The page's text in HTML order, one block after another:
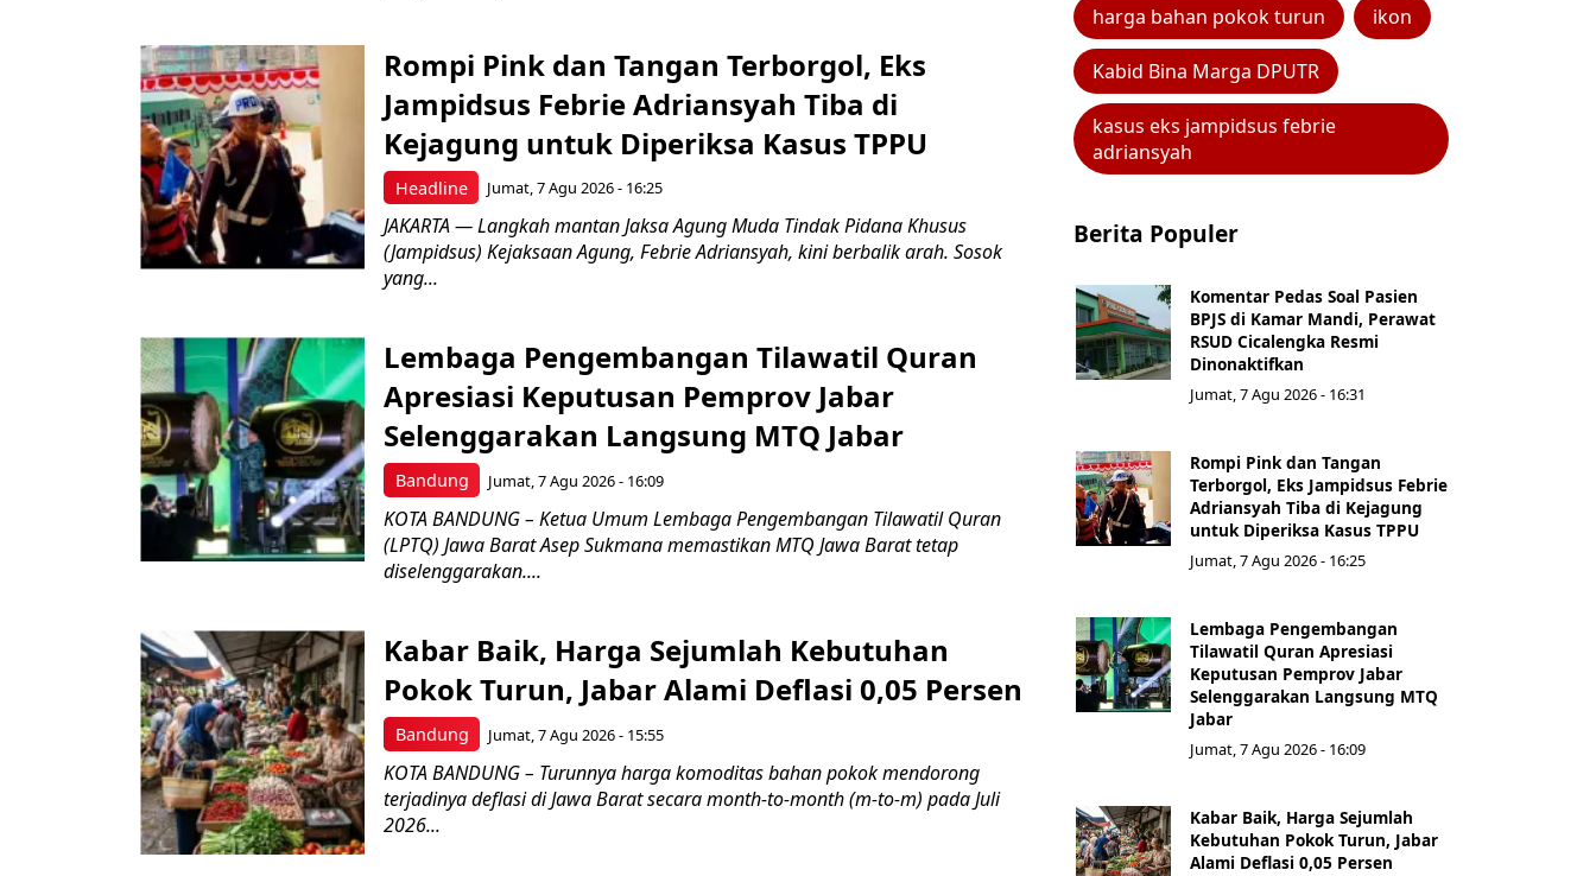
Headline
Rompi Pink dan Tangan Terborgol, Eks
Jampidsus Febrie Adriansyah Tiba di
Kejagung untuk Diperiksa Kasus TPPU
Jumat, 7 Agu 2026 - 16:25
JAKARTA — Langkah mantan Jaksa Agung Muda Tindak Pidana Khusus
(Jampidsus) Kejaksaan Agung, Febrie Adriansyah, kini berbalik arah. Sosok
yang...
Bandung
Lembaga Pengembangan Tilawatil Quran
Apresiasi Keputusan Pemprov Jabar
Selenggarakan Langsung MTQ Jabar
Jumat, 7 Agu 2026 - 16:09
KOTA BANDUNG – Ketua Umum Lembaga Pengembangan Tilawatil Quran
(LPTQ) Jawa Barat Asep Sukmana memastikan MTQ Jawa Barat tetap
diselenggarakan....
Bandung
Kabar Baik, Harga Sejumlah Kebutuhan
Pokok Turun, Jabar Alami Deflasi 0,05 Persen
Jumat, 7 Agu 2026 - 15:55
KOTA BANDUNG – Turunnya harga komoditas bahan pokok mendorong
terjadinya deflasi di Jawa Barat secara month-to-month (m-to-m) pada Juli
2026...
harga bahan pokok turun ikon
Kabid Bina Marga DPUTR
kasus eks jampidsus febrie
adriansyah
Berita Populer
Komentar Pedas Soal Pasien
BPJS di Kamar Mandi, Perawat
RSUD Cicalengka Resmi
Dinonaktifkan
Jumat, 7 Agu 2026 - 16:31
Rompi Pink dan Tangan
Terborgol, Eks Jampidsus Febrie
Adriansyah Tiba di Kejagung
untuk Diperiksa Kasus TPPU
Jumat, 7 Agu 2026 - 16:25
Lembaga Pengembangan
Tilawatil Quran Apresiasi
Keputusan Pemprov Jabar
Selenggarakan Langsung MTQ
Jabar
Jumat, 7 Agu 2026 - 16:09
Kabar Baik, Harga Sejumlah
Kebutuhan Pokok Turun, Jabar
Alami Deflasi 0,05 Persen